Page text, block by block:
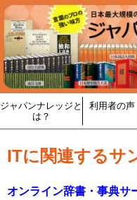
ジャパンナレッジと
は？
利用者の声
ITに関連するサ
オンライン辞書・事典サ